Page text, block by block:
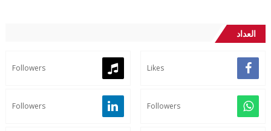
العداد
Likes
Followers
Followers
Followers